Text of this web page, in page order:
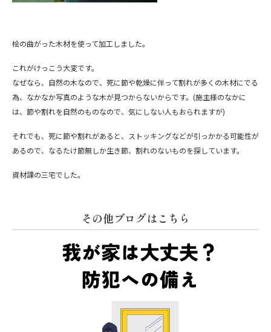
桧の曲がった木材を使って加工しました。
これがけっこう大変です。
なぜなら、自然の木なので、死に節や乾燥に伴って割れが多くの木材にでる
為、なかなか写真のような木が見つからないからです。(施主様のなかに
は、節や割れを自然のものなので、気にしない人もおられますが)
それでも、死に節や割れがあると、ストッキングなどが引っかかる可能性が
あるので、なるたけ節無しか生き節、割れのないものを探しています。
資材課の三宅でした。
その他ブログはこちら